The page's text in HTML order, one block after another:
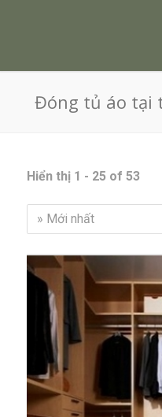
Đóng tủ áo tại
Hiển thị 1 - 25 of 53
» Mới nhất